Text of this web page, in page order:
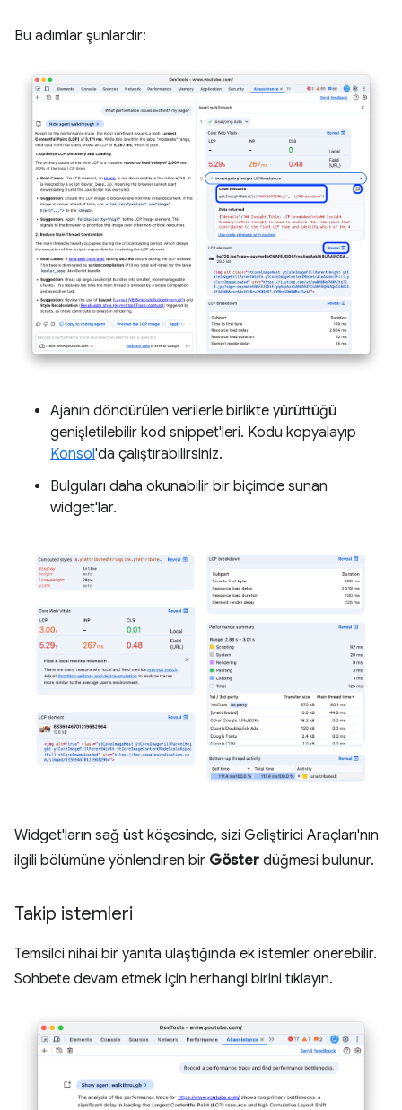
Bu adımlar şunlardır:
Ajanın döndürülen verilerle birlikte yürüttüğü
genişletilebilir kod snippet'leri. Kodu kopyalayıp
Konsol'da çalıştırabilirsiniz.
Bulguları daha okunabilir bir biçimde sunan
widget'lar.
Widget'ların sağ üst köşesinde, sizi Geliştirici Araçları'nın
ilgili bölümüne yönlendiren bir Göster düğmesi bulunur.
Takip istemleri
Temsilci nihai bir yanıta ulaştığında ek istemler önerebilir.
Sohbete devam etmek için herhangi birini tıklayın.